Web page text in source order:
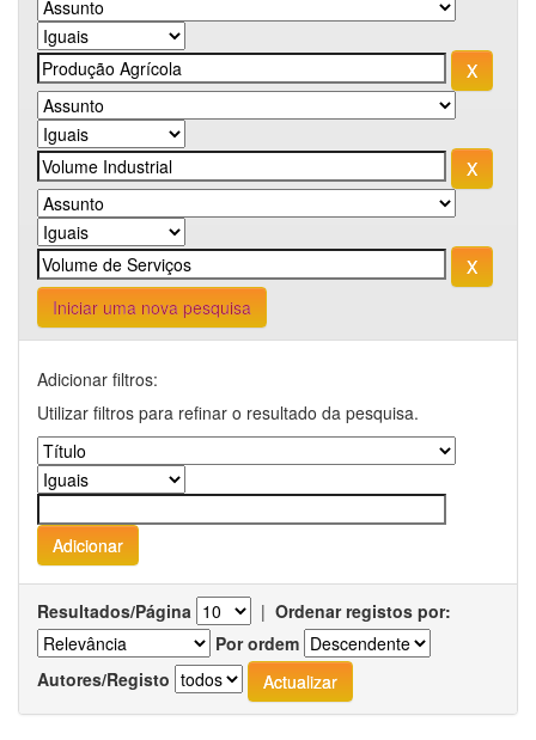
Iniciar uma nova pesquisa
Adicionar filtros:
Utilizar filtros para refinar o resultado da pesquisa.
Resultados/Página | Ordenar registos por:
Por ordem
Autores/Registo